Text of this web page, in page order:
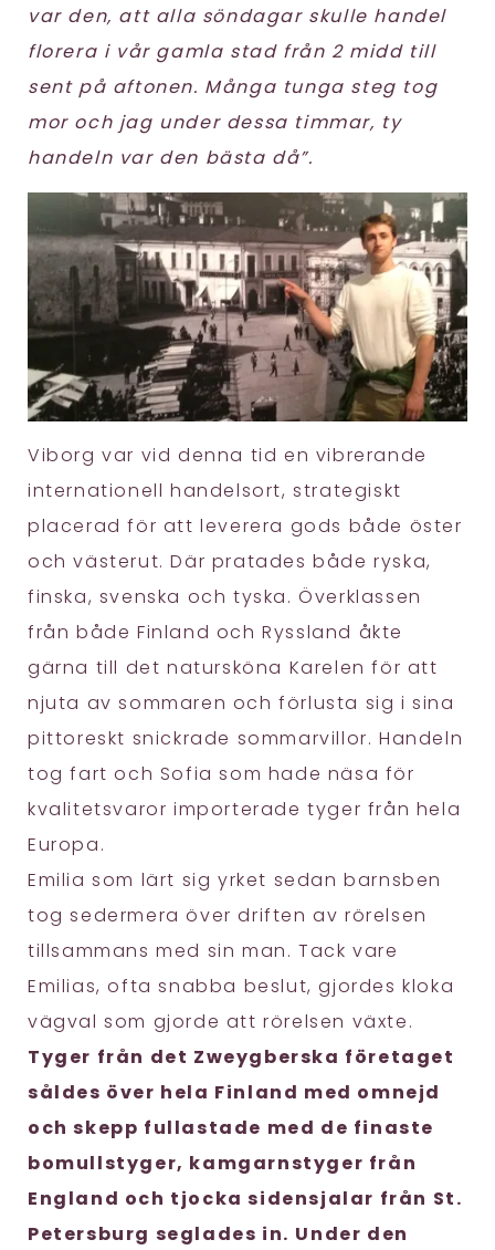
var den, att alla söndagar skulle handel
florera i vår gamla stad från 2 midd till
sent på aftonen. Många tunga steg tog
mor och jag under dessa timmar, ty
handeln var den bästa då”.
Viborg var vid denna tid en vibrerande
internationell handelsort, strategiskt
placerad för att leverera gods både öster
och västerut. Där pratades både ryska,
finska, svenska och tyska. Överklassen
från både Finland och Ryssland åkte
gärna till det natursköna Karelen för att
njuta av sommaren och förlusta sig i sina
pittoreskt snickrade sommarvillor. Handeln
tog fart och Sofia som hade näsa för
kvalitetsvaror importerade tyger från hela
Europa.
Emilia som lärt sig yrket sedan barnsben
tog sedermera över driften av rörelsen
tillsammans med sin man. Tack vare
Emilias, ofta snabba beslut, gjordes kloka
vägval som gjorde att rörelsen växte.
Tyger från det Zweygberska företaget
såldes över hela Finland med omnejd
och skepp fullastade med de finaste
bomullstyger, kamgarnstyger från
England och tjocka sidensjalar från St.
Petersburg seglades in. Under den